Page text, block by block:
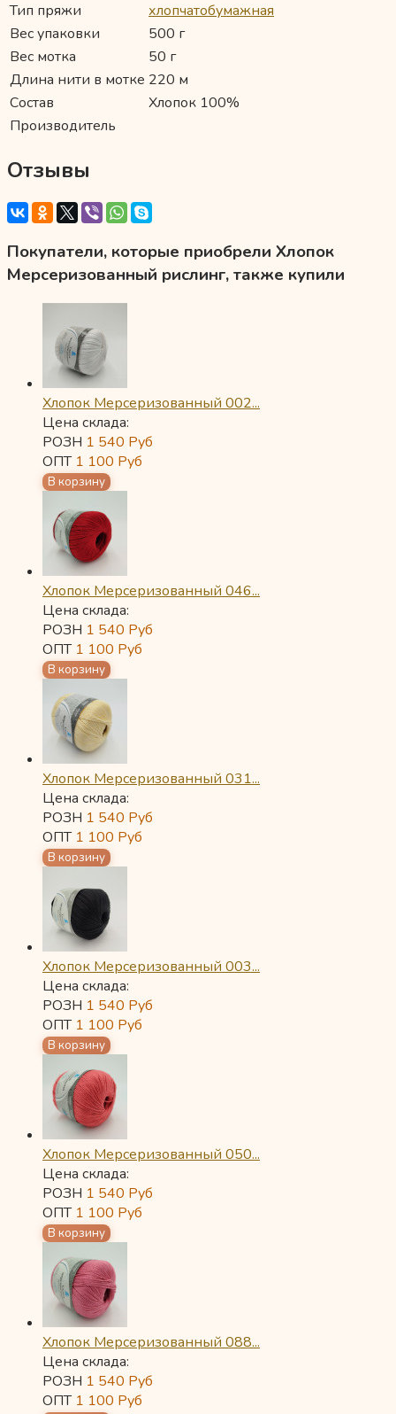
Тип пряжи
хлопчатобумажная
Вес упаковки
500 г
Вес мотка
50 г
Длина нити в мотке 220 м
Состав
Хлопок 100%
Производитель
Отзывы
Покупатели, которые приобрели Хлопок
Мерсеризованный рислинг, также купили
Хлопок Мерсеризованный 002...
Цена склада:
РОЗН 1 540 Руб
ОПТ 1 100 Руб
Хлопок Мерсеризованный 046...
Цена склада:
РОЗН 1 540 Руб
ОПТ 1 100 Руб
Хлопок Мерсеризованный 031...
Цена склада:
РОЗН 1 540 Руб
ОПТ 1 100 Руб
Хлопок Мерсеризованный 003...
Цена склада:
РОЗН 1 540 Руб
ОПТ 1 100 Руб
Хлопок Мерсеризованный 050...
Цена склада:
РОЗН 1 540 Руб
ОПТ 1 100 Руб
Хлопок Мерсеризованный 088...
Цена склада:
РОЗН 1 540 Руб
ОПТ 1 100 Руб